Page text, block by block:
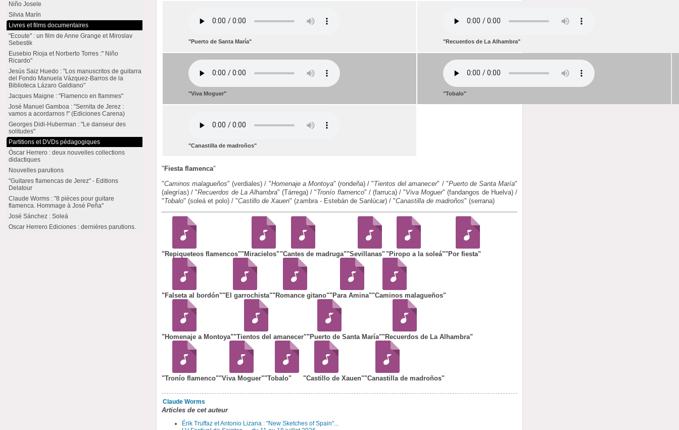
"Puerto de Santa María" "Recuerdos de La Alhambra"
"Viva Moguer" "Tobalo"
"Canastilla de madroños"
"Fiesta flamenca"
"Caminos malagueños" (verdiales) / "Homenaje a Montoya" (rondeña) / "Tientos del amanecer" / "Puerto de Santa María"
(alegrías) / "Recuerdos de La Alhambra" (Tárrega) / "Tronío flamenco" / (farruca) / "Viva Moguer" (fandangos de Huelva) /
"Tobalo" (soleá et polo) / "Castillo de Xauen" (zambra - Estebán de Sanlúcar) / "Canastilla de madroños" (serrana)
"Repiqueteos flamencos""Miracielos""Cantes de madruga""Sevillanas" "Piropo a la soleá""Por fiesta"
"Falseta al bordón""El garrochista""Romance gitano""Para Amina""Caminos malagueños"
"Homenaje a Montoya""Tientos del amanecer""Puerto de Santa María""Recuerdos de La Alhambra"
"Tronío flamenco""Viva Moguer""Tobalo" "Castillo de Xauen""Canastilla de madroños"
Claude Worms
Articles de cet auteur
Érik Truffaz et Antonio Lizana : "New Sketches of Spain"...
Niño Josele
Silvia Marín
Livres et films documentaires
"Ecoute" : un film de Anne Grange et Miroslav
Sebestik
Eusebio Rioja et Norberto Torres :" Niño
Ricardo"
Jesús Saiz Huedo : "Los manuscritos de guitarra
del Fondo Manuela Vázquez-Barros de la
Biblioteca Lázaro Galdiano"
Jacques Maigne : "Flamenco en flammes"
José Manuel Gamboa : "Sernita de Jerez :
vamos a acordarnos !" (Ediciones Carena)
Georges Didi-Huberman : "Le danseur des
solitudes"
Partitions et DVDs pédagogiques
Óscar Herrero : deux nouvelles collections
didactiques
Nouvelles parutions
"Guitares flamencas de Jerez" - Editions
Delatour
Claude Worms : "8 pièces pour guitare
flamenca. Hommage à José Peña"
José Sánchez : Soleá
Oscar Herrero Ediciones : dernières parutions.